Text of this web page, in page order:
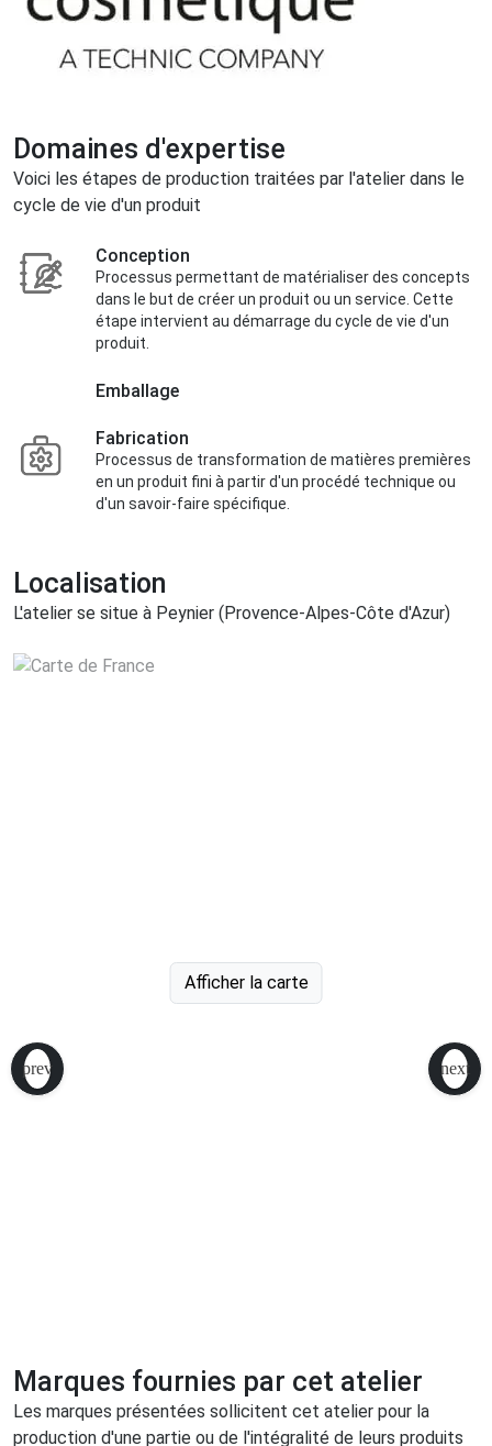
Domaines d'expertise
Voici les étapes de production traitées par l'atelier dans le
cycle de vie d'un produit
Conception
Processus permettant de matérialiser des concepts
dans le but de créer un produit ou un service. Cette
étape intervient au démarrage du cycle de vie d'un
produit.
Emballage
Fabrication
Processus de transformation de matières premières
en un produit fini à partir d'un procédé technique ou
d'un savoir-faire spécifique.
Localisation
L'atelier se situe à Peynier (Provence-Alpes-Côte d'Azur)
Afficher la carte
Marques fournies par cet atelier
Les marques présentées sollicitent cet atelier pour la
production d'une partie ou de l'intégralité de leurs produits